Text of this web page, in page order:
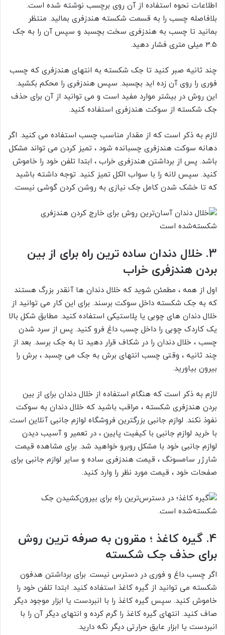
اطلاعات نحوه استفاده از آن روی برچسب نوشته شده است.
بلافاصله چسب را به قسمت شکسته هندزفری بمالید. منتظر
بمانید تا چسب به هندزفری سخت بچسبد و سپس آن را به جک
3.5 میلی متری فشار دهید.
چند ثانیه صبر کنید تا جک شکسته به انتهای هندزفری که چسب
فوری را روی آن زده اید بچسبد. سپس هندزفری را محکم بکشید.
این روش در بیشتر موارد مفید است و می توانید از آن برای حذف
جک شکسته از سوکت هندزفری استفاده کنید.
لازم به ذکر است که از مقدار مناسب چسب استفاده می کنید. اگر
دهانه سوکت هندزفری چسبانده شود ، تمیز کردن می تواند مشکل
باشد. پس از برداشتن هندزفری خراب ، ابتدا تلفن خود را خاموش
کنید. سپس لانه را با سواب الکل تمیز کنید. توجه داشته باشید
که تا خشک شدن کامل جک نیازی به روشن کردن گوشی نیست.
3. خلال دندان ساده ترین راه برای از بین
بردن هندزفری خراب
اول از همه ، مطمئن شوید که خلال دندان ها آنقدر بزرگ هستند
که به جک شکسته داخل سوکت برسند. برای این کار می توانید از
خلال دندان های چوبی یا پلاستیکی استفاده کنید. مطابق شکل بالا
یک کاردک چوبی را داخل چسب داغ فرو کنید. پس از سرد شدن
چسب ، خلال دندان را در شکاف قرار دهید تا به جک برسد. بعد از
چند ثانیه ، وقتی چسب انتهای برش به جک می چسبد ، برش را
بیرون بیاورید.
لازم به ذکر است که هنگام استفاده از خلال دندان برای از بین
بردن هندزفری شکسته ، مراقب باشید که خلال دندان به سوکت
نفوذ نکند. لوازم جانبی بزرگترین فروشگاه لوازم جانبی آنلاین است.
با خرید لوازم جانبی با کیفیت پایین ، در تعمیر و آسیب دیدن
لوازم جانبی خود با مشکل روبرو خواهید شد. برای مشاهده قیمت
شارژر سامسونگ ، قیمت هندزفری ساده و سایر لوازم جانبی برای
صفحات خود ، قیمت مورد نظر را وارد کنید.
4. گیره کاغذ ؛ مقرون به صرفه ترین روش
برای حذف جک شکسته
اگر چسب داغ و فوری در دسترس نیست. برای برداشتن هدفون
شکسته می توانید از گیره کاغذ استفاده کنید. ابتدا تلفن خود را
خاموش کنید. سپس گیره کاغذ را با انبردست یا ابزار موجود دیگر
صاف کنید. انتهای گیره کاغذ را گرم کرده و انتهای دیگر آن را با
انبردست یا ابزار عایق حرارتی دیگر نگه دارید.